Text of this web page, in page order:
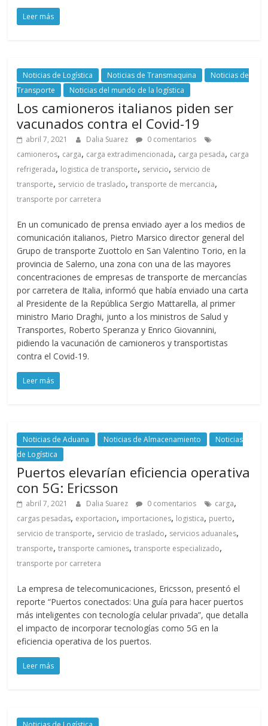
Leer más
Noticias de Logística Noticias de Transmaquina
Noticias de
Transporte
Noticias del mundo de la logística
Los camioneros italianos piden ser
vacunados contra el Covid-19
abril 7, 2021 Dalia Suarez
0 comentarios
camioneros, carga, carga extradimencionada, carga pesada, carga
refrigerada, logistica de transporte, servicio, servicio de
transporte, servicio de traslado,transporte de mercancia,
transporte por carretera
En un comunicado de prensa enviado ayer a los medios de
comunicación italianos, Pietro Marsico director general del
Grupo de transporte Zuottolo en San Valentino Torio, en la
provincia de Salerno, una zona con una de las mayores
concentraciones de empresas de transporte de mercancías
por carretera de Italia, informó que había enviado una carta
al Presidente de la República Sergio Mattarella, al primer
ministro Mario Draghi, junto a los ministros de Salud y
Transportes, Roberto Speranza y Enrico Giovannini,
pidiendo la vacunación de camioneros y transportistas
contra el Covid-19.
Leer más
Noticias de Aduana Noticias de Almacenamiento
Noticias
de Logística
Puertos elevarían eficiencia operativa
con 5G: Ericsson
abril 7, 2021 Dalia Suarez 0 comentarios carga,
cargas pesadas, exportacion, importaciones, logistica, puerto,
servicio de transporte, servicio de traslado, servicios aduanales,
transporte,transporte camiones,transporte especializado,
transporte por carretera
La empresa de telecomunicaciones, Ericsson, presentó el
reporte “Puertos conectados: Una guía para hacer puertos
más inteligentes con tecnología celular privada”, que detalla
el impacto de incorporar tecnologías como 5G en la
eficiencia operativa de los puertos.
Leer más